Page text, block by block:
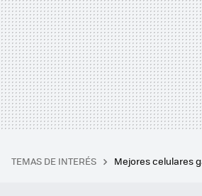
TEMAS DE INTERÉS Mejores celulares